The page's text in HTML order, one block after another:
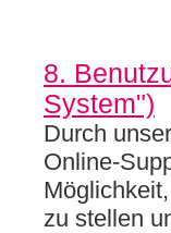
8.
System")
Durch
Online-
zu stellen